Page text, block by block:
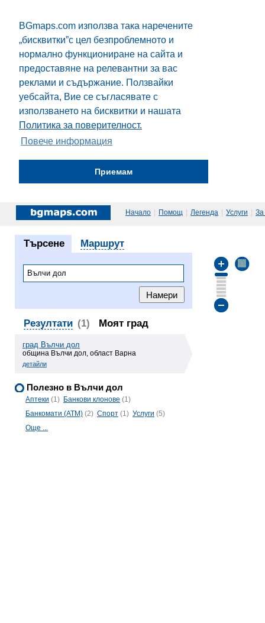
BGmaps.com използва така наречените
„бисквитки”с цел безпроблемното и
нормално функциониране на сайта и
предоставяне на релевантни за вас
реклами и съдържание. Ползвайки
уебсайта, Вие се съгласявате с
използването на бисквитки и нашата
Политика за поверителност.
Повече информация
Приемам
Начало | Помощ | Легенда | Услуги | За
Търсене Маршрут
Резултати (1) Моят град
град Вълчи дол
община Вълчи дол, област Варна
детайли
Полезно в Вълчи дол
Аптеки (1) Банкови клонове (1)
Банкомати (ATM) (2) Спорт (1) Услуги (5)
Още ...